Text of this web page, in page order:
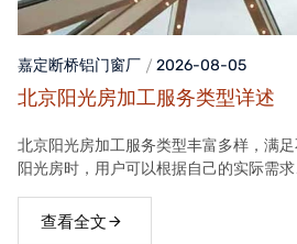
嘉定断桥铝门窗厂 2026-08-05
北京阳光房加工服务类型详述
北京阳光房加工服务类型丰富多样，满
阳光房时，用户可以根据自己的实际需
查看全文